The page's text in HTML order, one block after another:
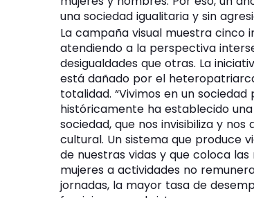
una sociedad igualitaria y sin
La campaña visual muestra cinco
atendiendo a la perspectiva
desigualdades que otras. La
está dañado por el
totalidad. “Vivimos en un
históricamente ha establecido
sociedad, que nos invisibiliza y
cultural. Un sistema que produce
de nuestras vidas y que coloca
mujeres a actividades no
jornadas, la mayor tasa de